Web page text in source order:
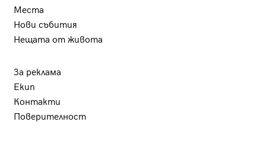
Места
Нови събития
Нещата от живота
За реклама
Екип
Контакти
Поверителност